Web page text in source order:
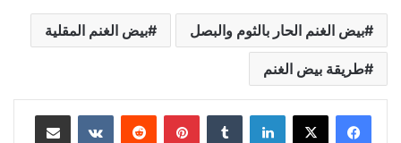
بيض الغنم الحار بالثوم والبصل بيض الغنم المقلية
طريقة بيض الغنم
لينكدإن بينتيريست مشاركة عبر البريد